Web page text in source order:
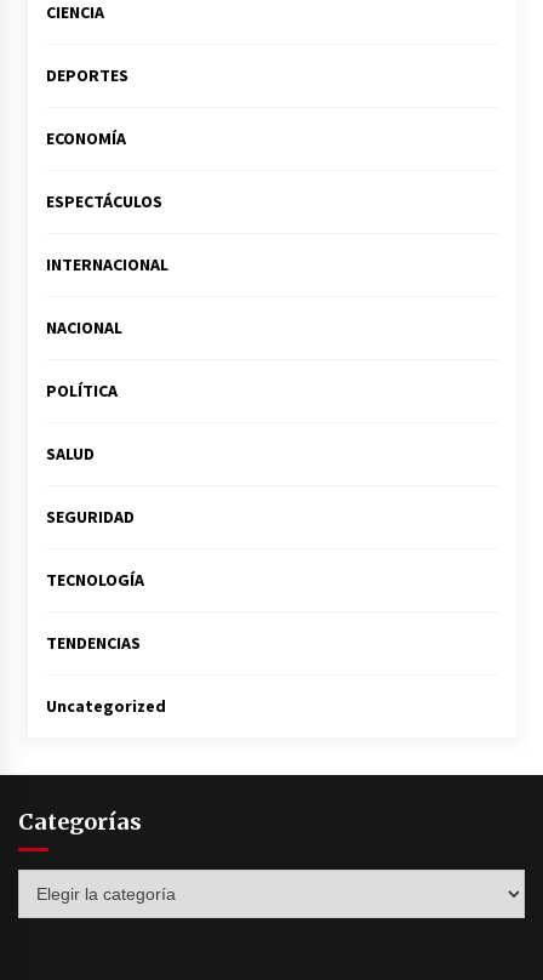
CIENCIA
DEPORTES
ECONOMÍA
ESPECTÁCULOS
INTERNACIONAL
NACIONAL
POLÍTICA
SALUD
SEGURIDAD
TECNOLOGÍA
TENDENCIAS
Uncategorized
Categorías